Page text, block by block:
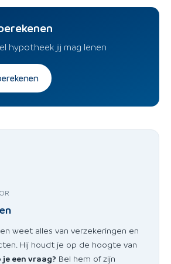
hypotheek jij mag lenen
weet alles van verzekeringen en
Hij houdt je op de hoogte van
je een vraag? Bel hem of zijn